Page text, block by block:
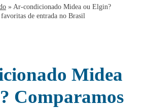
» Ar-condicionado Midea ou Elgin?
favoritas de entrada no Brasil
Midea
Comparamos